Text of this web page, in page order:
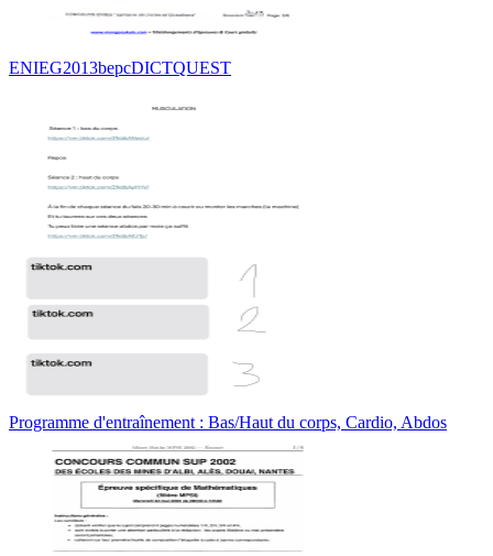
ENIEG2013bepcDICTQUEST
Programme d'entraînement : Bas/Haut du corps, Cardio, Abdos